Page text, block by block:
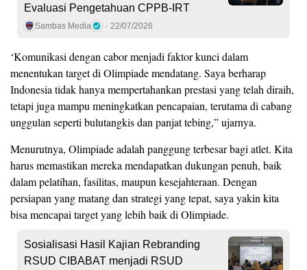
Evaluasi Pengetahuan CPPB-IRT
Sambas Media 22/07/2026
‘Komunikasi dengan cabor menjadi faktor kunci dalam
menentukan target di Olimpiade mendatang. Saya berharap
Indonesia tidak hanya mempertahankan prestasi yang telah diraih,
tetapi juga mampu meningkatkan pencapaian, terutama di cabang
unggulan seperti bulutangkis dan panjat tebing,” ujarnya.
Menurutnya, Olimpiade adalah panggung terbesar bagi atlet. Kita
harus memastikan mereka mendapatkan dukungan penuh, baik
dalam pelatihan, fasilitas, maupun kesejahteraan. Dengan
persiapan yang matang dan strategi yang tepat, saya yakin kita
bisa mencapai target yang lebih baik di Olimpiade.
Sosialisasi Hasil Kajian Rebranding
RSUD CIBABAT menjadi RSUD